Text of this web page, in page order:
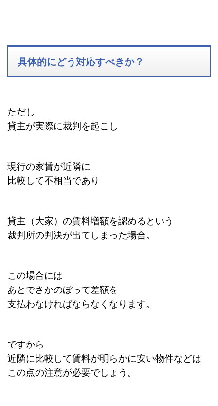
具体的にどう対応すべきか？
ただし
貸主が実際に裁判を起こし
現行の家賃が近隣に
比較して不相当であり
貸主（大家）の賃料増額を認めるという
裁判所の判決が出てしまった場合。
この場合には
あとでさかのぼって差額を
支払わなければならなくなります。
ですから
近隣に比較して賃料が明らかに安い物件などは
この点の注意が必要でしょう。